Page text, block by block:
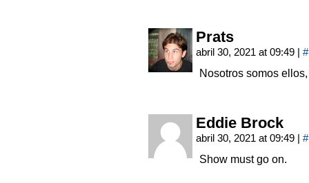
Prats
abril 30, 2021 at 09:49 | #
Nosotros somos
Eddie Brock
abril 30, 2021 at 09:49 | #
Show must go on.